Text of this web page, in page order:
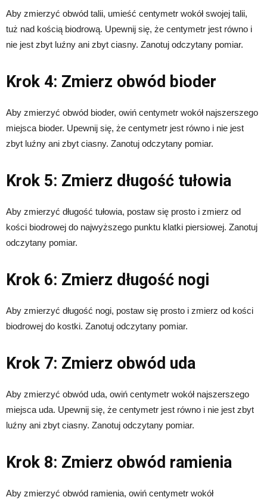
Aby zmierzyć obwód talii, umieść centymetr wokół swojej talii,
tuż nad kością biodrową. Upewnij się, że centymetr jest równo i
nie jest zbyt luźny ani zbyt ciasny. Zanotuj odczytany pomiar.
Krok 4: Zmierz obwód bioder
Aby zmierzyć obwód bioder, owiń centymetr wokół najszerszego
miejsca bioder. Upewnij się, że centymetr jest równo i nie jest
zbyt luźny ani zbyt ciasny. Zanotuj odczytany pomiar.
Krok 5: Zmierz długość tułowia
Aby zmierzyć długość tułowia, postaw się prosto i zmierz od
kości biodrowej do najwyższego punktu klatki piersiowej. Zanotuj
odczytany pomiar.
Krok 6: Zmierz długość nogi
Aby zmierzyć długość nogi, postaw się prosto i zmierz od kości
biodrowej do kostki. Zanotuj odczytany pomiar.
Krok 7: Zmierz obwód uda
Aby zmierzyć obwód uda, owiń centymetr wokół najszerszego
miejsca uda. Upewnij się, że centymetr jest równo i nie jest zbyt
luźny ani zbyt ciasny. Zanotuj odczytany pomiar.
Krok 8: Zmierz obwód ramienia
Aby zmierzyć obwód ramienia, owiń centymetr wokół